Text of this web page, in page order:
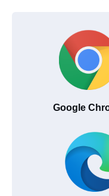
Google